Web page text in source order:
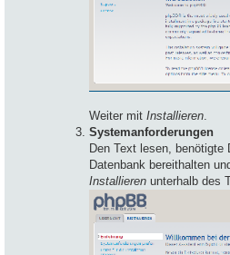
Weiter mit Installieren.
Systemanforderungen
Den Text lesen, benötigte
Datenbank bereithalten
Installieren unterhalb des